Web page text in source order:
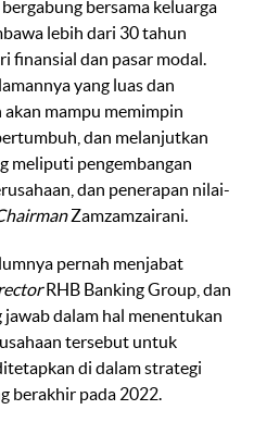
bersama keluarga
lebih dari 30 tahun
finansial dan pasar modal.
yang luas dan
akan mampu memimpin
dan melanjutkan
meliputi pengembangan
dan penerapan nilai-
Zamzamzairani.
pernah menjabat
RHB Banking Group, dan
dalam hal menentukan
tersebut untuk
di dalam strategi
berakhir pada 2022.